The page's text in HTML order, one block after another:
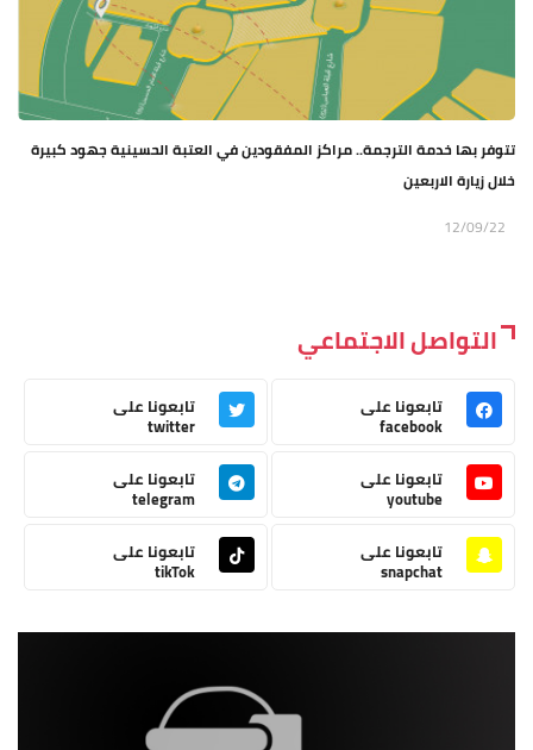
تتوفر بها خدمة الترجمة.. مراكز المفقودين في العتبة الحسينية جهود كبيرة
خلال زيارة الاربعين
12/09/22
التواصل الاجتماعي
تابعونا على
facebook
تابعونا على
twitter
تابعونا على
youtube
تابعونا على
telegram
تابعونا على
snapchat
تابعونا على
tikTok